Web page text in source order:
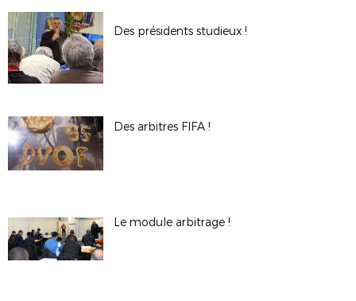
Des présidents studieux !
Des arbitres FIFA !
Le module arbitrage !